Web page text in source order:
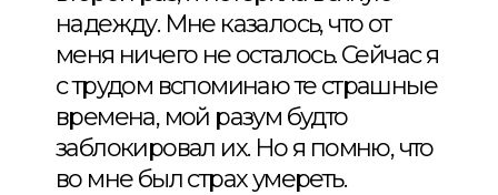
надежду. Мне казалось, что от
меня ничего не осталось. Сейчас я
с трудом вспоминаю те страшные
времена, мой разум будто
заблокировал их. Но я помню, что
во мне был страх умереть.